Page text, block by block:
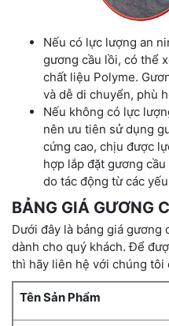
Nếu có lực lượng an
gương cầu lồi, có thể
chất liệu Polyme.
và dễ di chuyển, phù
Nếu không có lực
nên ưu tiên sử dụng
cứng cao, chịu được
hợp lắp đặt gương
do tác động từ các
BẢNG GIÁ GƯƠNG
Dưới đây là bảng giá gương
dành cho quý khách. Để
thì hãy liên hệ với chúng tôi
Tên Sản Phẩm